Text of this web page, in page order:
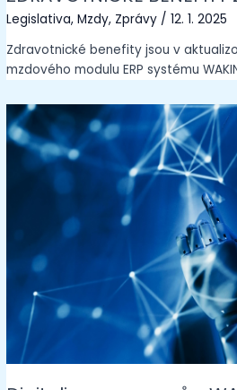
Legislativa,Mzdy, Zprávy /12. 1. 2025
Zdravotnické benefity jsou v
mzdového modulu ERP systému